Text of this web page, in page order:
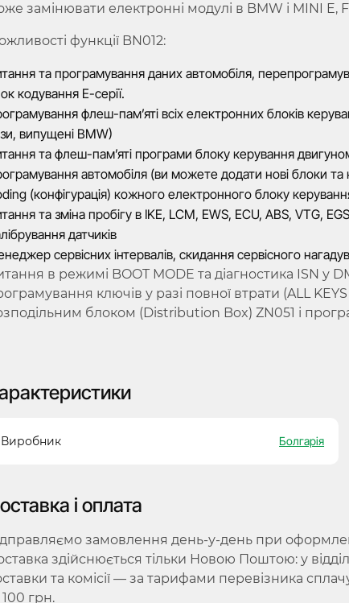
замінювати електронні модулі в BMW і MINI E, F
функції BN012:
та програмування даних автомобіля,
кодування E-серії.
флеш-пам’яті всіх електронних блоків
випущені BMW)
та флеш-пам’яті програми блоку керування
автомобіля (ви можете додати нові блоки та
(конфігурація) кожного електронного блоку керування
та зміна пробігу в IKE, LCM, EWS, ECU, ABS, VTG,
датчиків
сервісних інтервалів, скидання сервісного
в режимі BOOT MODE та діагностика ISN у
ключів у разі повної втрати (ALL
блоком (Distribution Box) ZN051 і
Виробник Болгарія
і оплата
замовлення день-у-день при
здійснюється тільки Новою Поштою: у
та комісії — за тарифами перевізника
грн.